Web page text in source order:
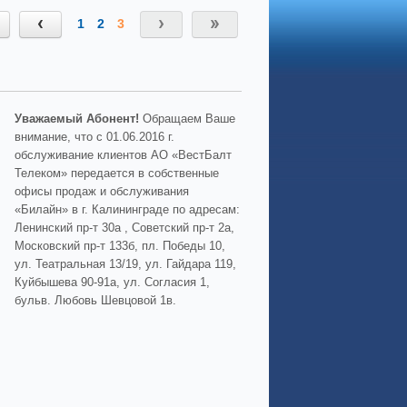
1 2 3
Уважаемый Абонент! Обращаем Ваше
внимание, что с 01.06.2016 г.
обслуживание клиентов АО «ВестБалт
Телеком» передается в собственные
офисы продаж и обслуживания
«Билайн» в г. Калининграде по адресам:
Ленинский пр-т 30а , Советский пр-т 2а,
Московский пр-т 133б, пл. Победы 10,
ул. Театральная 13/19, ул. Гайдара 119,
Куйбышева 90-91а, ул. Согласия 1,
бульв. Любовь Шевцовой 1в.